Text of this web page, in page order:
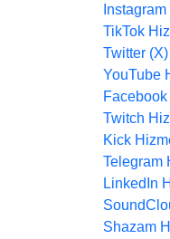
TikTok
Twitter
YouTube
Twitch
Kick
Telegram
LinkedIn
Shazam